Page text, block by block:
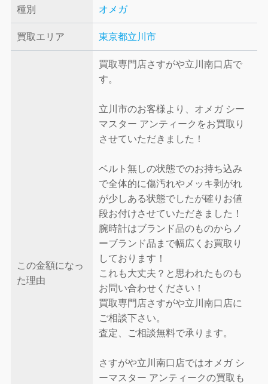
種別 オメガ
買取エリア 東京都立川市
この金額になっ
た理由
買取専門店さすがや立川南口店で
す。
立川市のお客様より、オメガ シー
マスター アンティークをお買取り
させていただきました！
ベルト無しの状態でのお持ち込み
で全体的に傷汚れやメッキ剥がれ
が少しある状態でしたが確りお値
段お付けさせていただきました！
腕時計はブランド品のものからノ
ーブランド品まで幅広くお買取り
しております！
これも大丈夫？と思われたものも
お問い合わせください！
買取専門店さすがや立川南口店に
ご相談下さい。
査定、ご相談無料で承ります。
さすがや立川南口店ではオメガ シ
ーマスター アンティークの買取も